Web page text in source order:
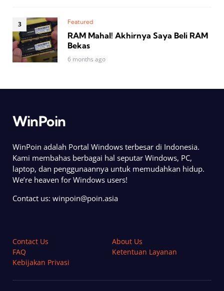
Featured
RAM Mahal! Akhirnya Saya Beli RAM
Bekas
6 months ago
WinPoin
WinPoin adalah Portal Windows terbesar di Indonesia.
Kami membahas berbagai hal seputar Windows, PC,
laptop, dan penggunaannya untuk memudahkan hidup.
We’re heaven for Windows users!
Contact us: winpoin@poin.asia
Contact Us
About Us
FAQ
Ketentuan Layanan
Kebijakan Privasi